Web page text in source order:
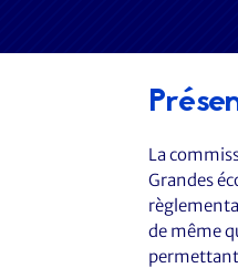
La
Grandes
de même
permettant